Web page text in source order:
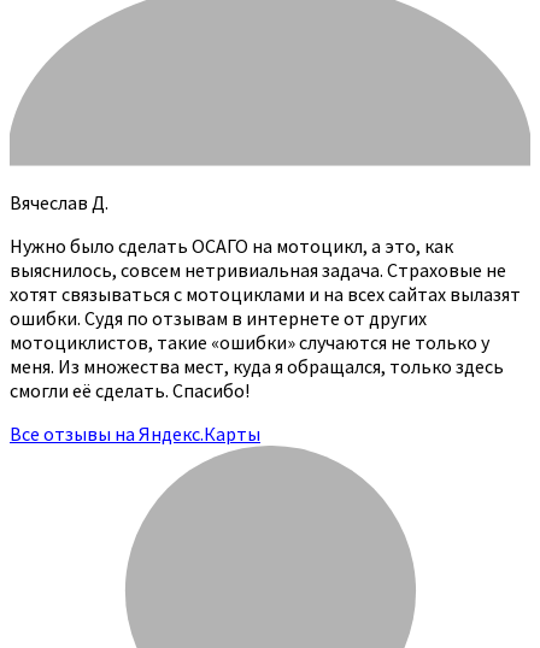
Вячеслав Д.
Нужно было сделать ОСАГО на мотоцикл, а это, как
выяснилось, совсем нетривиальная задача. Страховые не
хотят связываться с мотоциклами и на всех сайтах вылазят
ошибки. Судя по отзывам в интернете от других
мотоциклистов, такие «ошибки» случаются не только у
меня. Из множества мест, куда я обращался, только здесь
смогли её сделать. Спасибо!
Все отзывы на Яндекс.Карты